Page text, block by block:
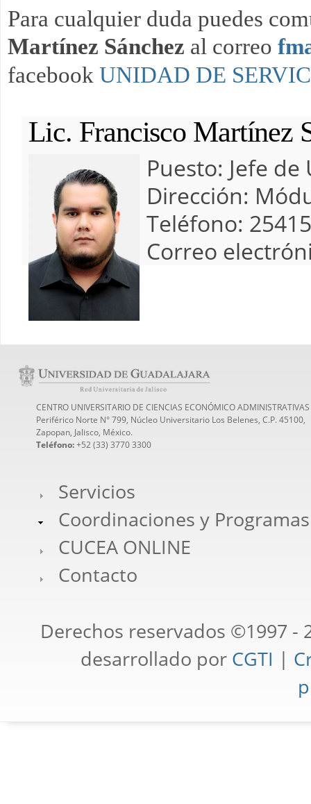
Para cualquier duda puedes
Martínez Sánchez al correo
facebook UNIDAD DE
Lic. Francisco Martínez
Puesto: Jefe
Dirección:
Teléfono: 25415
Correo
CENTRO UNIVERSITARIO DE CIENCIAS ECONÓMICO ADMINISTRATIVAS
Periférico Norte N° 799, Núcleo Universitario Los Belenes, C.P. 45100,
Zapopan, Jalisco, México.
Teléfono:+52 (33) 3770 3300
Servicios
Coordinaciones y Programas
CUCEA ONLINE
Contacto
Derechos reservados ©1997 -
desarrollado por CGTI |